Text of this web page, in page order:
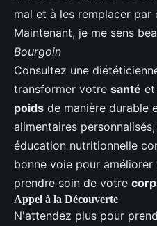
mal et à les remplacer par
Maintenant, je me sens
Bourgoin
Consultez une
transformer votre santé
poids de manière durable
alimentaires
éducation nutritionnelle
bonne voie pour améliorer
prendre soin de votre
Appel à la Découverte
N'attendez plus pour